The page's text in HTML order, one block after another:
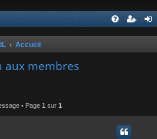
Accueil
aux membres
• Page 1 sur 1